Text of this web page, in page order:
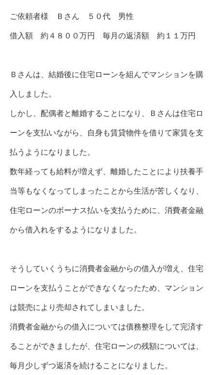
ご依頼者様 Ｂさん ５０代 男性
借入額 約４８００万円 毎月の返済額 約１１万円
Ｂさんは、結婚後に住宅ローンを組んでマンションを購
入しました。
しかし、配偶者と離婚することになり、Ｂさんは住宅ロ
ーンを支払いながら、自身も賃貸物件を借りて家賃を支
払うようになりました。
数年経っても給料が増えず、離婚したことにより扶養手
当等もなくなってしまったことから生活が苦しくなり、
住宅ローンのボーナス払いを支払うために、消費者金融
から借入れをするようになりました。
そうしていくうちに消費者金融からの借入が増え、住宅
ローンを支払うことができなくなったため、マンション
は競売により売却されてしまいました。
消費者金融からの借入については債務整理をして完済す
ることができましたが、住宅ローンの残額については、
毎月少しずつ返済を続けることになりました。